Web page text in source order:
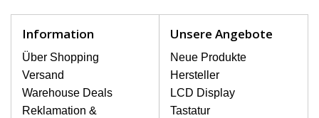
schnell, deshalb ist es wichtig, mit dem
Zu den häufigsten Beschädigungen
gehören mechanische Schäden, z. B.
ein geborstenes Display oder Risse.
Ferner senkrechte Streifen, das Display
leuchtet nicht, blinkt unregelmäßig oder
ist ungleichmäßig hell.
Information
Über Shopping
Versand
Warehouse Deals
Reklamation &
Unsere Angebote
Neue Produkte
Hersteller
LCD Display
Tastatur